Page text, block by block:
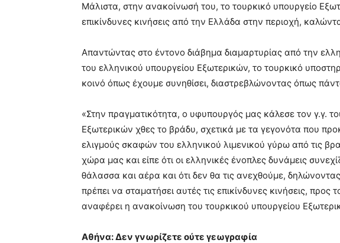
Μάλιστα, στην ανακοίνωσή του, το τουρκικό υπουργείο
επικίνδυνες κινήσεις από την Ελλάδα στην περιοχή,
Απαντώντας στο έντονο διάβημα διαμαρτυρίας από την
του ελληνικού υπουργείου Εξωτερικών, το τουρκικό
κοινό όπως έχουμε συνηθίσει, διαστρεβλώνοντας όπως
«Στην πραγματικότητα, ο υφυπουργός μας κάλεσε τον γ.γ.
Εξωτερικών χθες το βράδυ, σχετικά με τα γεγονότα που
ελιγμούς σκαφών του ελληνικού λιμενικού γύρω από τις
χώρα μας και είπε ότι οι ελληνικές ένοπλες δυνάμεις
θάλασσα και αέρα και ότι δεν θα τις ανεχθούμε,
πρέπει να σταματήσει αυτές τις επικίνδυνες κινήσεις,
αναφέρει η ανακοίνωση του τουρκικού υπουργείου
Αθήνα: Δεν γνωρίζετε ούτε γεωγραφία